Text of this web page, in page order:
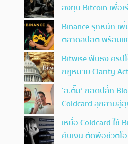
ลงทุน Bitcoin เพื่อเ
Binance รุกหนัก เ
ตลาดสปอต พร้อมแ
Bitwise ฟันธง คริป
กฎหมาย Clarity
‘อ.ตั๊ม’ ถอดปลั้ก
Coldcard ลุกลามสู่
เหยื่อ Coldcard ใช้
คืนเงิน ตัดพ้อชีวิตโ